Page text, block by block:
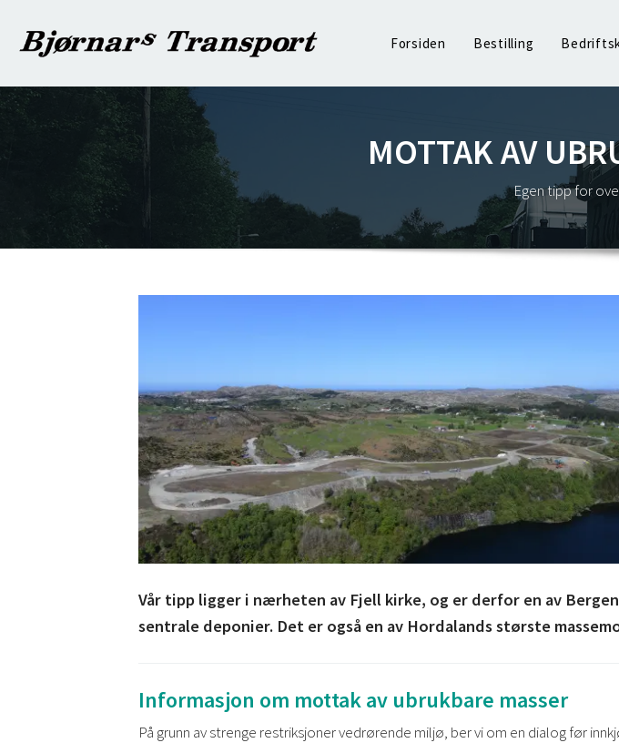
Forsiden Bestilling
MOTTAK AV
Egen tipp for
Vår tipp ligger i nærheten av Fjell kirke, og er derfor en av
sentrale deponier. Det er også en av Hordalands største
Informasjon om mottak av ubrukbare masser
På grunn av strenge restriksjoner vedrørende miljø, ber vi om en dialog før